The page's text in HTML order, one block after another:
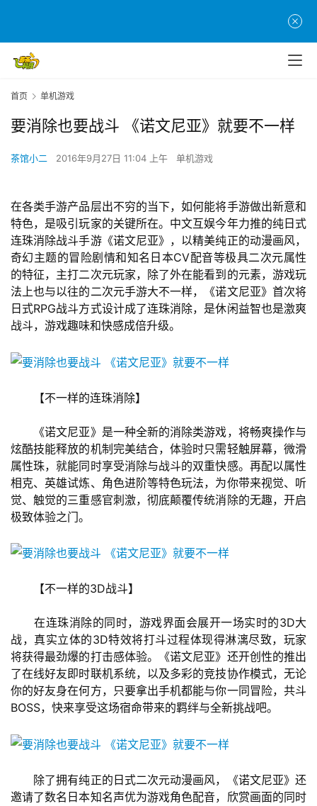
首
页
游
游
戏
业
界
手
单
机
游
戏
闲
首页 单机游戏
要消除也要战斗 《诺文尼亚》就要不一样
茶馆小二 2016年9月27日 11:04 上午 单机游戏
在各类手游产品层出不穷的当下，如何能将手游做出新意和
特色，是吸引玩家的关键所在。中文互娱今年力推的纯日式
连珠消除战斗手游《诺文尼亚》，以精美纯正的动漫画风，
奇幻主题的冒险剧情和知名日本CV配音等极具二次元属性
的特征，主打二次元玩家，除了外在能看到的元素，游戏玩
法上也与以往的二次元手游大不一样，《诺文尼亚》首次将
日式RPG战斗方式设计成了连珠消除，是休闲益智也是激爽
战斗，游戏趣味和快感成倍升级。
【不一样的连珠消除】
《诺文尼亚》是一种全新的消除类游戏，将畅爽操作与
炫酷技能释放的机制完美结合，体验时只需轻触屏幕，微滑
属性珠，就能同时享受消除与战斗的双重快感。再配以属性
相克、英雄试炼、角色进阶等特色玩法，为你带来视觉、听
觉、触觉的三重感官刺激，彻底颠覆传统消除的无趣，开启
极致体验之门。
【不一样的3D战斗】
在连珠消除的同时，游戏界面会展开一场实时的3D大
战，真实立体的3D特效将打斗过程体现得淋漓尽致，玩家
将获得最劲爆的打击感体验。《诺文尼亚》还开创性的推出
了在线好友即时联机系统，以及多彩的竞技协作模式，无论
你的好友身在何方，只要拿出手机都能与你一同冒险，共斗
BOSS，快来享受这场宿命带来的羁绊与全新挑战吧。
除了拥有纯正的日式二次元动漫画风，《诺文尼亚》还
邀请了数名日本知名声优为游戏角色配音，欣赏画面的同时